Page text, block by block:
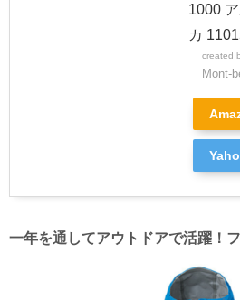
1000
カ
created
Mont-
一年を通してアウトドアで活躍！